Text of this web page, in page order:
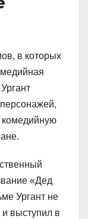
в которых
комедийную
«Дед
Ургант не
выступил в